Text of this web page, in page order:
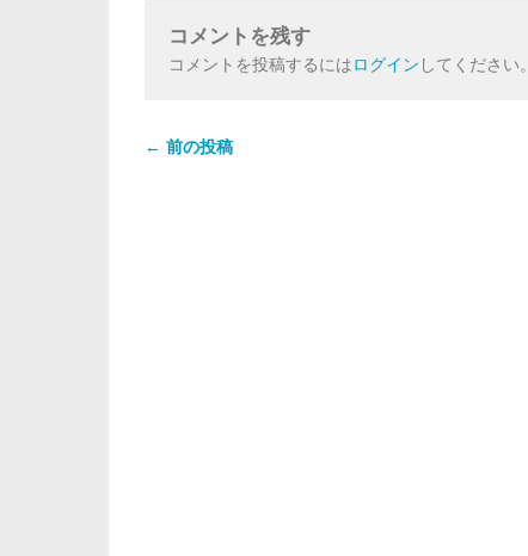
コメントを残す
コメントを投稿するにはログイン してください。
← 前の投稿